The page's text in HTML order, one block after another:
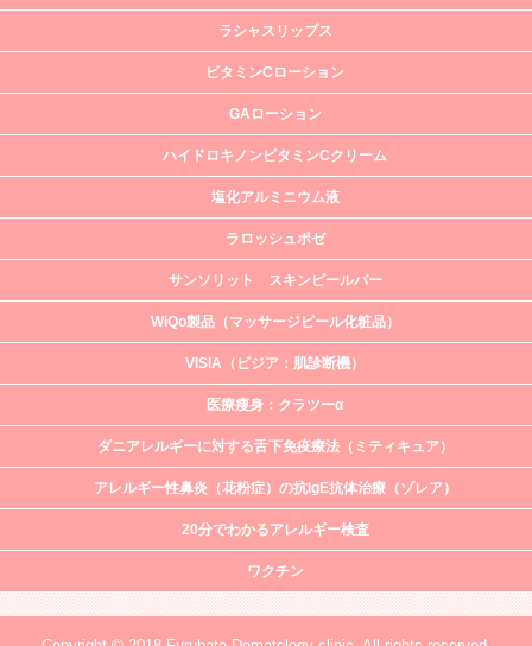
ラシャスリップス
ビタミンCローション
GAローション
ハイドロキノンビタミンCクリーム
塩化アルミニウム液
ラロッシュポゼ
サンソリット スキンピールバー
WiQo製品（マッサージピール化粧品）
VISIA（ビジア：肌診断機）
医療瘦身：クラツーα
ダニアレルギーに対する舌下免疫療法（ミティキュア）
アレルギー性鼻炎（花粉症）の抗IgE抗体治療（ゾレア）
20分でわかるアレルギー検査
ワクチン